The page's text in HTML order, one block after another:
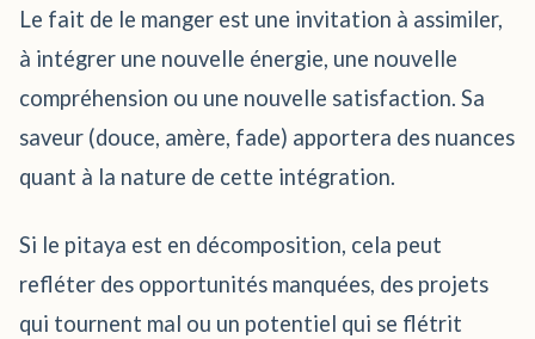
Le fait de le manger est une invitation à assimiler,
à intégrer une nouvelle énergie, une nouvelle
compréhension ou une nouvelle satisfaction. Sa
saveur (douce, amère, fade) apportera des nuances
quant à la nature de cette intégration.
Si le pitaya est en décomposition, cela peut
refléter des opportunités manquées, des projets
qui tournent mal ou un potentiel qui se flétrit